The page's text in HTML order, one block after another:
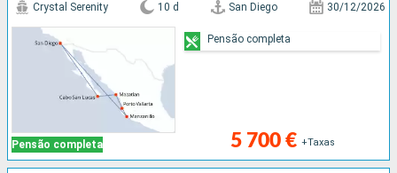
Pensão completa
Crystal Serenity 10 d San Diego 30/12/2026
5 700 € +Taxas
Pensão completa